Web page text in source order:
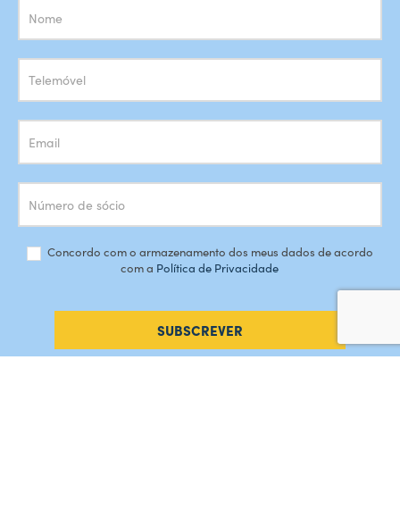
Subscrição
Newsletter
Concordo com o armazenamento dos meus dados de acordo
com a Política de Privacidade
SUBSCREVER